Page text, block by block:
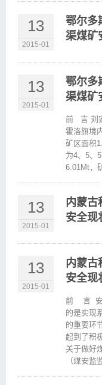
13
2015-01
鄂尔多
渠煤矿
13
2015-01
鄂尔多
渠煤矿
前 言 刘
霍洛旗境
矿区面积
为4、5、
6.01Mt，
13
2015-01
内蒙古
安全
13
2015-01
内蒙古
安全现
前 言 安
的是实现
的重要环
起到了积
关于做好
（煤安监